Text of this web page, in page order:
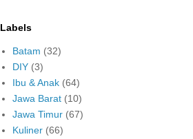
Labels
Batam (32)
DIY (3)
Ibu & Anak (64)
Jawa Barat (10)
Jawa Timur (67)
Kuliner (66)